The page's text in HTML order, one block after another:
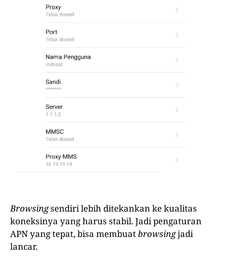
Browsingsendiri lebih ditekankan ke kualitas
koneksinya yang harus stabil. Jadi pengaturan
APN yang tepat, bisa membuatbrowsingjadi
lancar.